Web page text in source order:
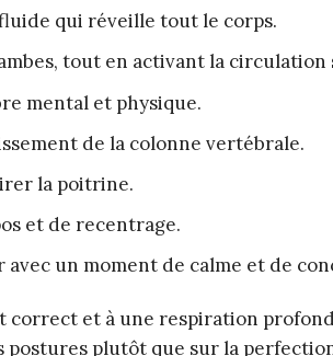
qui réveille tout le corps.
tout en activant la circulation
mental et physique.
de la colonne vertébrale.
la poitrine.
et de recentrage.
avec un moment de calme et de
et à une respiration
plutôt que sur la